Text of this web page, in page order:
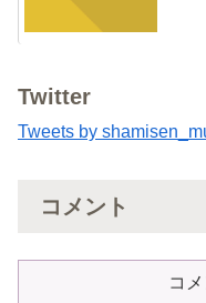
Twitter
Tweets by
コメント
コ